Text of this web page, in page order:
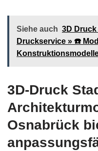
Siehe auch 3D
Druckservice » ☎️
3D-Druck
Osnabrück